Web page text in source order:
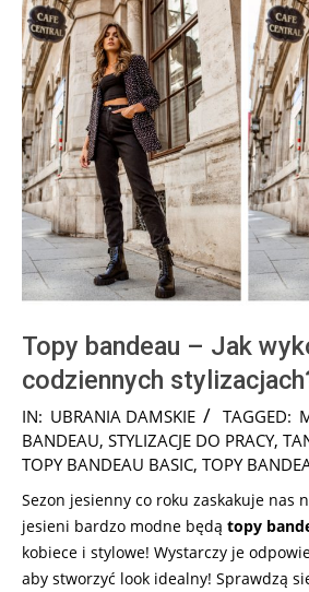
Topy bandeau – Jak
codziennych
2025-
08-
11
IN: UBRANIA DAMSKIE TAGGED:
BANDEAU, STYLIZACJE DO PRACY,
TOPY BANDEAU BASIC, TOPY
Sezon jesienny co roku zaskakuje nas
jesieni bardzo modne będą topy
kobiece i stylowe! Wystarczy je
aby stworzyć look idealny! Sprawdzą